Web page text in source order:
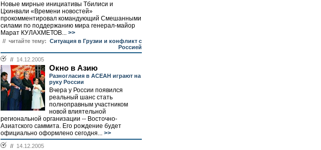
Новые мирные инициативы Тбилиси и
Цхинвали «Времени новостей»
прокомментировал командующий Смешанными
силами по поддержанию мира генерал-майор
Марат КУЛАХМЕТОВ... >>
// читайте тему: Ситуация в Грузии и конфликт с
Россией
// 14.12.2005
Окно в Азию
Разногласия в АСЕАН играют на
руку России
Вчера у России появился
реальный шанс стать
полноправным участником
новой влиятельной
региональной организации -- Восточно-
Азиатского саммита. Его рождение будет
официально оформлено сегодня... >>
// 14.12.2005